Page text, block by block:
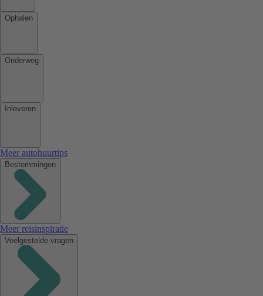
Ophalen
Onderweg
Inleveren
Meer autohuurtips
Bestemmingen
Meer reisinspiratie
Veelgestelde vragen